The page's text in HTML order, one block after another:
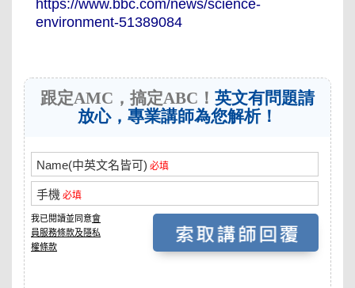
https://www.bbc.com/news/science-
environment-51389084
跟定AMC，搞定ABC！ 英文有問題請
放心，專業講師為您解析！